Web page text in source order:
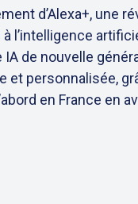
d’Alexa+, une
l’intelligence
IA de nouvelle
et personnalisée,
en France en